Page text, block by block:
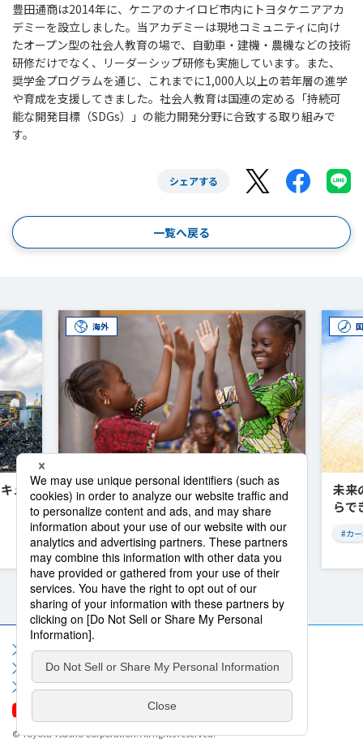
豊田通商は2014年に、ケニアのナイロビ市内にトヨタケニアアカ
デミーを設立しました。当アカデミーは現地コミュニティに向け
たオープン型の社会人教育の場で、自動車・建機・農機などの技術
研修だけでなく、リーダーシップ研修も実施しています。また、
奨学金プログラムを通じ、これまでに1,000人以上の若年層の進学
や育成を支援してきました。社会人教育は国連の定める「持続可
能な開発目標（SDGs）」の能力開発分野に合致する取り組みで
す。
シェアする
一覧へ戻る
ュ
海外
アフリカと共に歩み、共に未来を創る
豊田通商の挑戦
#アフリカ
未来
らで
#カ
Previous
Next
サイトマップ サイト利用規約
個人情報保護方針
ソーシャルメディア利用規約
情報セキュリティポリシー
お問い合わせ
よくいただくご質問
© Toyota Tsusho Corporation. All rights reserved.